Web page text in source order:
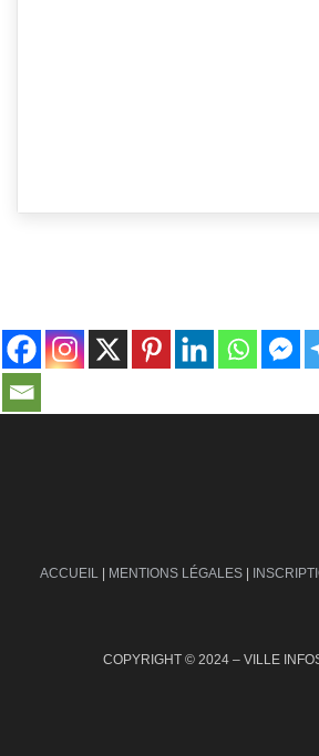
ACCUEIL | MENTIONS LÉGALES |
COPYRIGHT © 2024 – VILLE